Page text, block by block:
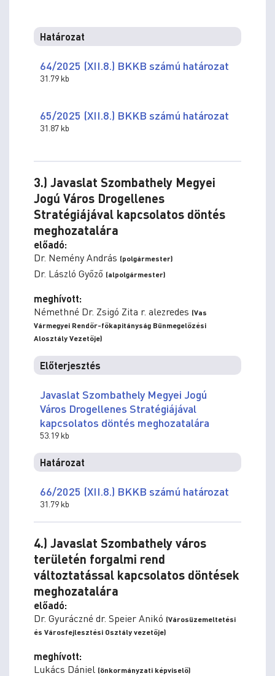
Határozat
64/2025 (XII.8.) BKKB számú határozat
31.79 kb
65/2025 (XII.8.) BKKB számú határozat
31.87 kb
3.) Javaslat Szombathely Megyei
Jogú Város Drogellenes
Stratégiájával kapcsolatos döntés
meghozatalára
előadó:
Dr. Nemény András (polgármester)
Dr. László Győző (alpolgármester)
meghívott:
Némethné Dr. Zsigó Zita r. alezredes (Vas
Vármegyei Rendőr-főkapitányság Bűnmegelőzési
Alosztály Vezetője)
Előterjesztés
Javaslat Szombathely Megyei Jogú
Város Drogellenes Stratégiájával
kapcsolatos döntés meghozatalára
53.19 kb
Határozat
66/2025 (XII.8.) BKKB számú határozat
31.79 kb
4.) Javaslat Szombathely város
területén forgalmi rend
változtatással kapcsolatos döntések
meghozatalára
előadó:
Dr. Gyuráczné dr. Speier Anikó (Városüzemeltetési
és Városfejlesztési Osztály vezetője)
meghívott:
Lukács Dániel (önkormányzati képviselő)